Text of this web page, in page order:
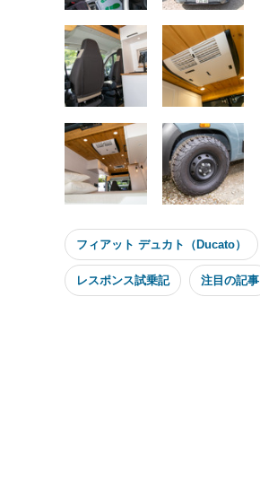
フィアット デュカト（Ducato）
レスポンス試乗記 注目の記事